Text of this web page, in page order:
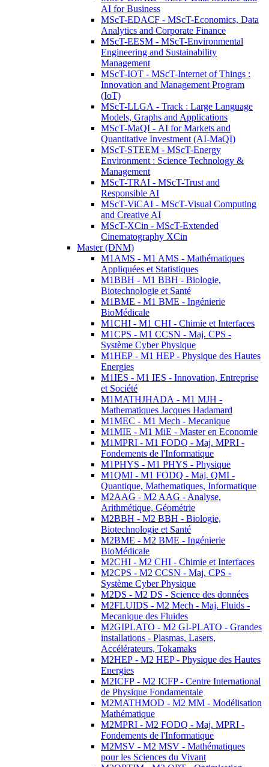
AI for Business
MScT-EDACF - MScT-Economics, Data
Analytics and Corporate Finance
MScT-EESM - MScT-Environmental
Engineering and Sustainability
Management
MScT-IOT - MScT-Internet of Things :
Innovation and Management Program
(IoT)
MScT-LLGA - Track : Large Language
Models, Graphs and Applications
MScT-MaQI - AI for Markets and
Quantitative Investment (AI-MaQI)
MScT-STEEM - MScT-Energy
Environment : Science Technology &
Management
MScT-TRAI - MScT-Trust and
Responsible AI
MScT-ViCAI - MScT-Visual Computing
and Creative AI
MScT-XCin - MScT-Extended
Cinematography XCin
Master (DNM)
M1AMS - M1 AMS - Mathématiques
Appliquées et Statistiques
M1BBH - M1 BBH - Biologie,
Biotechnologie et Santé
M1BME - M1 BME - Ingénierie
BioMédicale
M1CHI - M1 CHI - Chimie et Interfaces
M1CPS - M1 CCSN - Maj. CPS -
Système Cyber Physique
M1HEP - M1 HEP - Physique des Hautes
Energies
M1IES - M1 IES - Innovation, Entreprise
et Société
M1MATHJHADA - M1 MJH -
Mathematiques Jacques Hadamard
M1MEC - M1 Mech - Mecanique
M1MIE - M1 MiE - Master en Economie
M1MPRI - M1 FODQ - Maj. MPRI -
Fondements de l'Informatique
M1PHYS - M1 PHYS - Physique
M1QMI - M1 FODQ - Maj. QMI -
Quantique, Mathematiques, Informatique
M2AAG - M2 AAG - Analyse,
Arithmétique, Géométrie
M2BBH - M2 BBH - Biologie,
Biotechnologie et Santé
M2BME - M2 BME - Ingénierie
BioMédicale
M2CHI - M2 CHI - Chimie et Interfaces
M2CPS - M2 CCSN - Maj. CPS -
Système Cyber Physique
M2DS - M2 DS - Science des données
M2FLUIDS - M2 Mech - Maj. Fluids -
Mecanique des Fluides
M2GIPLATO - M2 GI-PLATO - Grandes
installations - Plasmas, Lasers,
Accélérateurs, Tokamaks
M2HEP - M2 HEP - Physique des Hautes
Energies
M2ICFP - M2 ICFP - Centre International
de Physique Fondamentale
M2MATHMOD - M2 MM - Modélisation
Mathématique
M2MPRI - M2 FODQ - Maj. MPRI -
Fondements de l'Informatique
M2MSV - M2 MSV - Mathématiques
pour les Sciences du Vivant